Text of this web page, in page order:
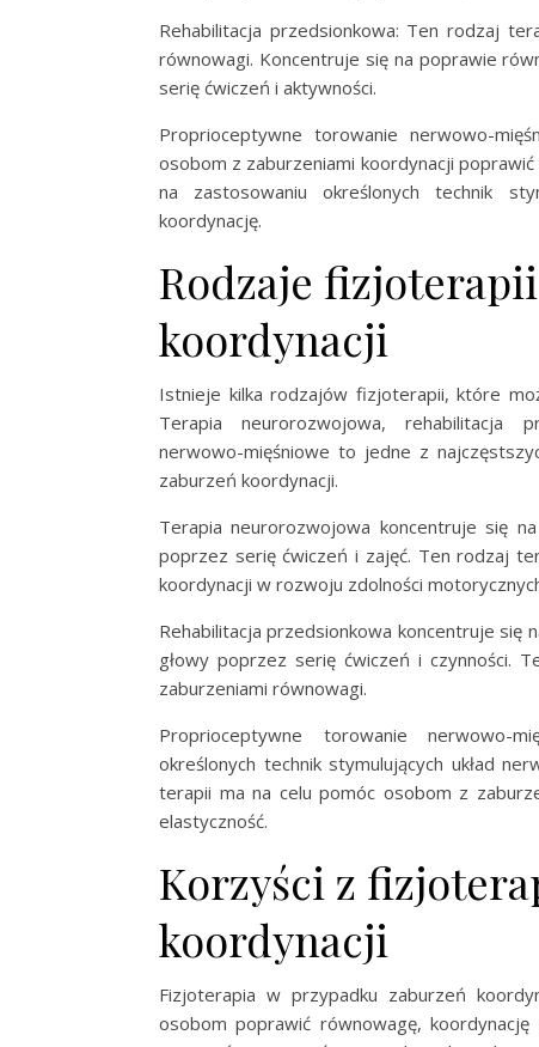
Rehabilitacja przedsionkowa: Ten rodzaj
równowagi. Koncentruje się na poprawie
serię ćwiczeń i aktywności.
Proprioceptywne torowanie nerwowo-
osobom z zaburzeniami koordynacji
na zastosowaniu określonych technik
koordynację.
Rodzaje
koordynacji
Istnieje kilka rodzajów fizjoterapii, które
Terapia neurorozwojowa, rehabilitacja
nerwowo-mięśniowe to jedne z
zaburzeń koordynacji.
Terapia neurorozwojowa koncentruje się
poprzez serię ćwiczeń i zajęć. Ten rodzaj
koordynacji w rozwoju zdolności
Rehabilitacja przedsionkowa koncentruje
głowy poprzez serię ćwiczeń i czynności.
zaburzeniami równowagi.
Proprioceptywne torowanie nerwowo-
określonych technik stymulujących układ
terapii ma na celu pomóc osobom z
elastyczność.
Korzyści z
koordynacji
Fizjoterapia w przypadku zaburzeń
osobom poprawić równowagę,